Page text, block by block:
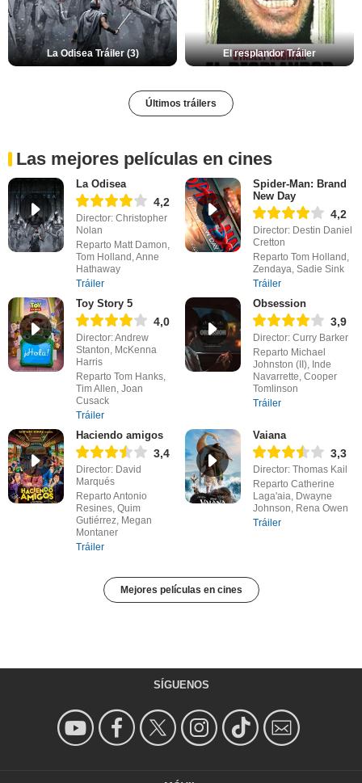
La Odisea Tráiler (3) El resplandor Tráiler
Últimos tráilers
Las mejores películas en cines
La Odisea
4,2
Director: Christopher
Nolan
Reparto Matt Damon,
Tom Holland, Anne
Hathaway
Tráiler
Spider-Man: Brand
New Day
4,2
Director: Destin Daniel
Cretton
Reparto Tom Holland,
Zendaya, Sadie Sink
Tráiler
Toy Story 5
4,0
Director: Andrew
Stanton, McKenna
Harris
Reparto Tom Hanks,
Tim Allen, Joan
Cusack
Tráiler
Obsession
3,9
Director: Curry Barker
Reparto Michael
Johnston (II), Inde
Navarrette, Cooper
Tomlinson
Tráiler
Haciendo amigos
3,4
Director: David
Marqués
Reparto Antonio
Resines, Quim
Gutiérrez, Megan
Montaner
Tráiler
Vaiana
3,3
Director: Thomas Kail
Reparto Catherine
Laga'aia, Dwayne
Johnson, Rena Owen
Tráiler
Mejores películas en cines
SÍGUENOS